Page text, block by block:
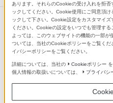
あります。それらのCookieの受け入れを拒
ックしてください。Cookie使用にご同意頂
ックして下さい。Cookie設定をカスタマイ
ください。Cookieの設定をいつでも管理す
よっては、このウェブサイトの機能の一部
ついては、当社のCookieポリシーをご覧く
イバシーポリシーをご覧ください。
詳細については、当社の Cookieポリシー
個人情報の取扱いについては、
プライバシ